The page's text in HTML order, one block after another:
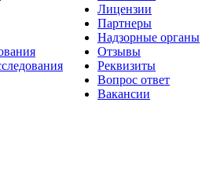
Лицензии
Партнеры
Надзорные органы
Отзывы
Реквизиты
Вопрос ответ
Вакансии